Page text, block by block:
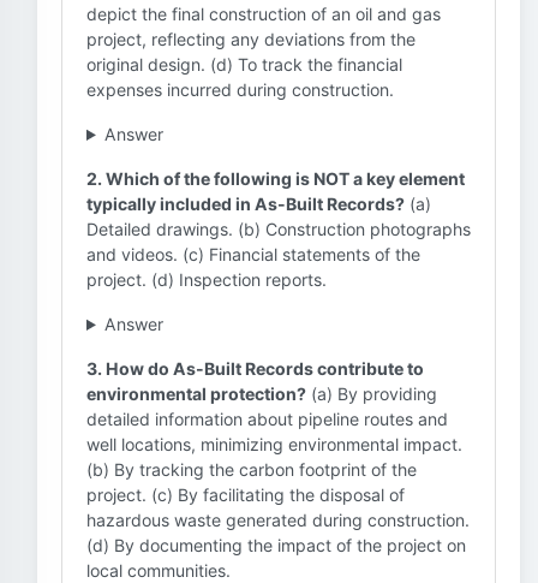
depict the final construction of an oil and gas
project, reflecting any deviations from the
original design. (d) To track the financial
expenses incurred during construction.
Answer
2. Which of the following is NOT a key element
typically included in As-Built Records? (a)
Detailed drawings. (b) Construction photographs
and videos. (c) Financial statements of the
project. (d) Inspection reports.
Answer
3. How do As-Built Records contribute to
environmental protection? (a) By providing
detailed information about pipeline routes and
well locations, minimizing environmental impact.
(b) By tracking the carbon footprint of the
project. (c) By facilitating the disposal of
hazardous waste generated during construction.
(d) By documenting the impact of the project on
local communities.